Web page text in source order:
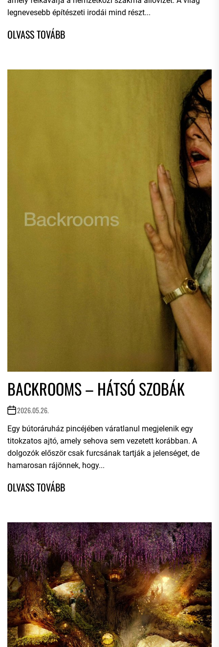
legnevesebb építészeti irodái mind részt...
BACKROOMS – HÁTSÓ SZOBÁK
2026.05.26.
Egy bútoráruház pincéjében váratlanul megjelenik egy
titokzatos ajtó, amely sehova sem vezetett korábban. A
dolgozók először csak furcsának tartják a jelenséget, de
hamarosan rájönnek, hogy...